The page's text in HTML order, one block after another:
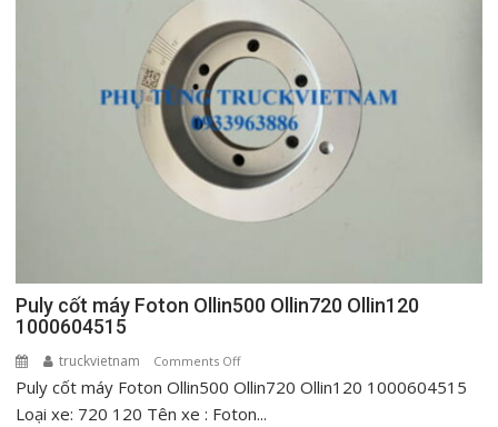
Ollin
500
720
New
Ollin120
Puly cốt máy Foton Ollin500 Ollin720 Ollin120
1000604515
truckvietnam Comments Offon
Puly
cốt
Puly cốt máy Foton Ollin500 Ollin720 Ollin120 1000604515
Loại xe: 720 120 Tên xe : Foton...